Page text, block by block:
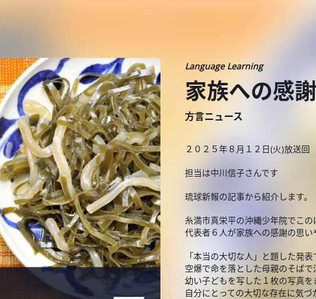
Language Learning
家族への感
方言ニュース
２０２５年８月１２日(火)放送回
担当は中川信子さんです
琉球新報の記事から紹介します。
糸満市真栄平の沖縄少年院でこの
代表者６人が家族への感謝の思い
「本当の大切な人」と題した発
空爆で命を落とした母親のそばで
幼い子どもを写した１枚の写真を
自分にとっての大切な存在に気づ